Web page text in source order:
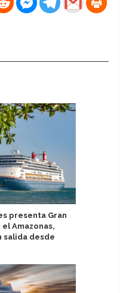
presenta Gran
Amazonas,
salida desde